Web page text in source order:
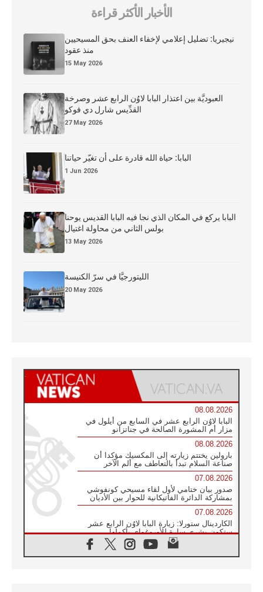
الأخبار الأكثر قراءة
نيجيريا: تضليل إعلامي لإخفاء العنف بحق المسيحيين
منذ عقود
15 May 2026
العبوديَّة بين اعتذار البابا لاوُن الرابع عشر وصرخة
القدِّيس شارل دي فوكو
27 May 2026
البابا: حياة الله قادرة على أن تغيّر حياتنا
1 Jun 2026
البابا يركع في المكان الذي نجا فيه البابا القديس يوحنا
بولس الثاني من محاولة اغتيال
13 May 2026
الليتورجيَّا في سرّ الكنيسة
20 May 2026
08.08.2026
البابا لاوُن الرابع عشر في السابع من أيلول في
مزار أم المشورة الصالحة في جناتزانو
08.08.2026
بارولين يختتم زيارته إلى المكسيك مؤكدا أن
صناعة السلام تبدأ بالتعاطف مع ألم الآخر
07.08.2026
صدور بيان ختامي لأول لقاء مسيحي كونفوشي
بمشاركة الدائرة الفاتيكانية للحوار بين الأديان
07.08.2026
الكاردينال ستورلا: زيارة البابا لاوُن الرابع عشر
ستكون بشرى سارة للأوروغواي بأكملها
الفاتيكان يعلن برنامج الزيارة الرسولية للبابا لاوُن